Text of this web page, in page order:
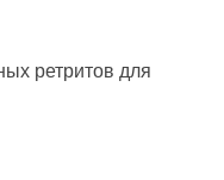
ретритов для